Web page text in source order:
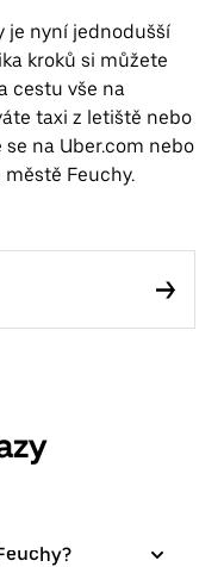
je nyní jednodušší
kroků si můžete
cestu vše na
taxi z letiště nebo
na Uber.com nebo
Feuchy.